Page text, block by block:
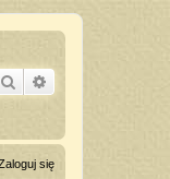
Szukaj
się